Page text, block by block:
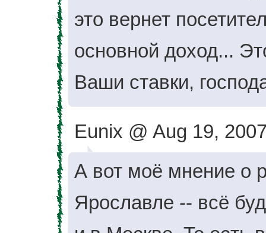
это вернет
основной доход...
Ваши ставки,
Eunix @ Aug 19,
А вот моё мнение о
Ярославле -- всё